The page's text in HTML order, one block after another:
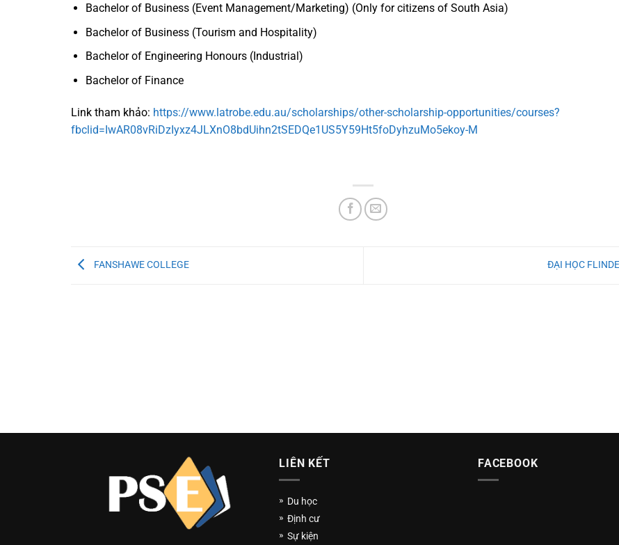
Bachelor of Business (Event Management/Marketing) (Only for citizens of South Asia)
Bachelor of Business (Tourism and Hospitality)
Bachelor of Engineering Honours (Industrial)
Bachelor of Finance
Link tham khảo: https://www.latrobe.edu.au/scholarships/other-scholarship-opportunities/courses?
fbclid=IwAR08vRiDzIyxz4JLXnO8bdUihn2tSEDQe1US5Y59Ht5foDyhzuMo5ekoy-M
FANSHAWE COLLEGE ĐẠI HỌC
LIÊN KẾT
Du học
Định cư
Sự kiện
FACEBOOK